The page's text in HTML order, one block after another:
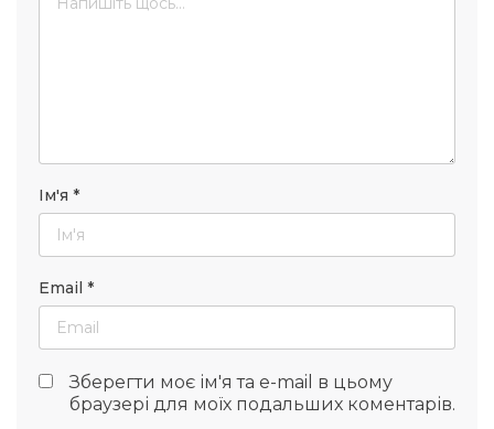
Ім'я *
Email *
Зберегти моє ім'я та e-mail в цьому
браузері для моїх подальших коментарів.